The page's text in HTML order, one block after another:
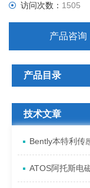
访问次数： 1505
产品咨询
产品目录
技术文章
ATOS阿托斯电